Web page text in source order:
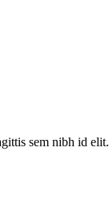
sem nibh id elit.